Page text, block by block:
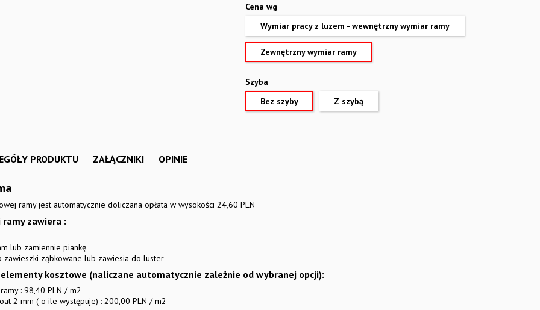
Cena wg
Wymiar pracy z luzem - wewnętrzny wymiar ramy
Zewnętrzny wymiar ramy
Szyba
Bez szyby
Z szybą
PRODUKTU ZAŁĄCZNIKI OPINIE
ramy jest automatycznie doliczana opłata w wysokości 24,60 PLN
ramy zawiera :
lub zamiennie piankę
zawieszki ząbkowane lub zawiesia do luster
kosztowe (naliczane automatycznie zależnie od wybranej opcji):
: 98,40 PLN / m2
2 mm ( o ile występuje) : 200,00 PLN / m2